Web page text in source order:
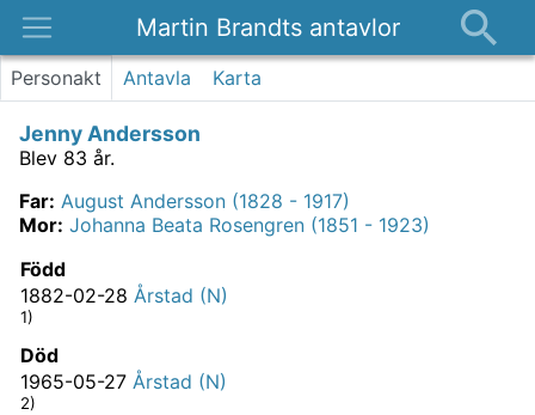
Martin Brandts antavlor
Platser
Om
Kontakt
Personakt Antavla Karta
Jenny Andersson
Blev 83 år.
Far: August Andersson (1828 - 1917)
Mor: Johanna Beata Rosengren (1851 - 1923)
Född
1882-02-28 Årstad (N)
1)
Död
1965-05-27 Årstad (N)
2)